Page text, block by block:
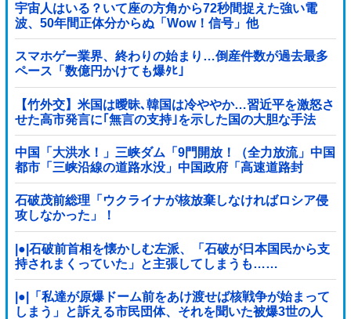
宇宙人はいる？いて座の方角から72秒間捉えた強い電
波、50年間正体分からぬ「Wow！信号」他
スマホゲー業界、終わりの始まり…倒産件数が過去最多
ペース「数億円かけても爆ﾀﾋ」
【竹外交】米国は曖昧､韓国は冷ややか…習近平を激怒さ
せた高市発言に｢無言の支持｣を示した国の大胆な手法
中国「大洪水！」三峡ダム「9門開放！（全力放流」中国
都市「三峡沿線の道路水没」中国政府「高速道路封
鎖！」中国ダム「緊急放流に合わせて開門（土砂崩れ発
生」→
石破茂前総理「ウクライナが核放棄しなければロシア侵
攻しなかった」！
|●|石破前首相を懐かしむ左派、「石破が日本国民から支
持されまくっていた」と主張してしまうも……
|●|「私達が原爆ドーム前をあけ渡せば核戦争が始まって
しまう」と訴える市民団体、それを聞いた被爆3世の人